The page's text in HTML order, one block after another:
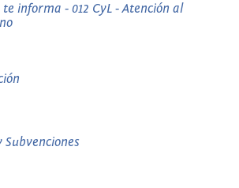
te informa - 012 CyL - Atención al
Subvenciones